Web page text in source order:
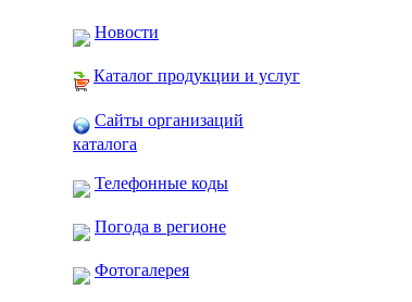
Новости
Каталог продукции и услуг
Сайты организаций
каталога
Телефонные коды
Погода в регионе
Фотогалерея